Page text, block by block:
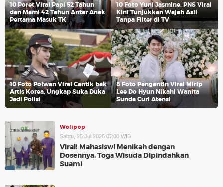
10 Poret Viral Papi 52 Tahun
dan Mami 42 Tahun Antar Anak
Pertama Masuk TK
10 Foto Yuni Jasmine, PNS Viral
Kini Tunjukkan Wajah Asli
Tanpa Filter di TV
10 Foto Polwan Viral Cantik bak
Artis Korea, Ungkap Suka Duka
Jadi Polisi
8 Foto Pengantin Viral Mirip
Lee Do Hyun Nikahi Wanita
Sunda Curi Atensi
Wolipop
Sabtu, 25 Jul 2026 07:00 WIB
Viral! Mahasiswi Menikah dengan
Dosennya, Toga Wisuda Dipindahkan
Suami